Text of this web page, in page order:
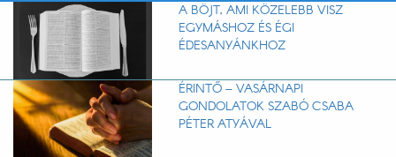
A BÖJT, AMI KÖZELEBB VISZ
EGYMÁSHOZ ÉS ÉGI
ÉDESANYÁNKHOZ
ÉRINTŐ – VASÁRNAPI
GONDOLATOK SZABÓ CSABA
PÉTER ATYÁVAL